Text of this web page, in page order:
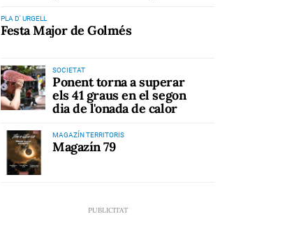
PLA D' URGELL
Festa Major de Golmés
SOCIETAT
Ponent torna a superar
els 41 graus en el segon
dia de l'onada de calor
MAGAZÍN TERRITORIS
Magazín 79